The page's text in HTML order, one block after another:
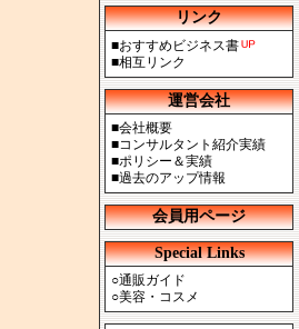
リンク
■おすすめビジネス書
■相互リンク
運営会社
■会社概要
■コンサルタント紹介実績
■ポリシー＆実績
■過去のアップ情報
会員用ページ
Special Links
○通販ガイド
○美容・コスメ